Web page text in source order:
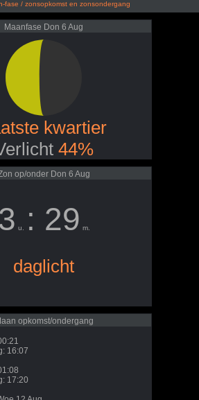
fase / zonsopkomst en zonsondergang
Maanfase Don 6 Aug
kwartier
44%
op/onder Don 6 Aug
3 u. : 29 m.
daglicht
opkomst/ondergang
16:07
17:20